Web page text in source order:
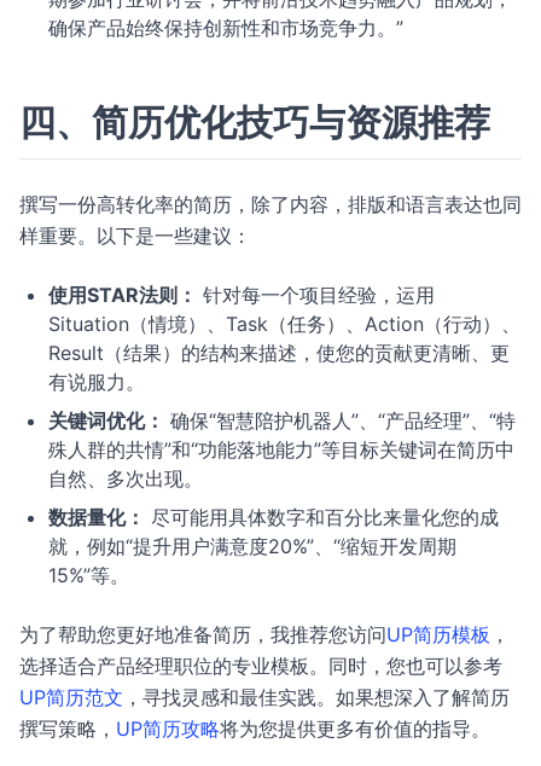
确保产品始终保持创新性和市场竞争力。”
四、简历优化技巧与资源推荐
撰写一份高转化率的简历，除了内容，排版和语言表达也同
样重要。以下是一些建议：
使用STAR法则： 针对每一个项目经验，运用
Situation（情境）、Task（任务）、Action（行动）、
Result（结果）的结构来描述，使您的贡献更清晰、更
有说服力。
关键词优化： 确保“智慧陪护机器人”、“产品经理”、“特
殊人群的共情”和“功能落地能力”等目标关键词在简历中
自然、多次出现。
数据量化： 尽可能用具体数字和百分比来量化您的成
就，例如“提升用户满意度20%”、“缩短开发周期
15%”等。
为了帮助您更好地准备简历，我推荐您访问UP简历模板 ，
选择适合产品经理职位的专业模板。同时，您也可以参考
UP简历范文 ，寻找灵感和最佳实践。如果想深入了解简历
撰写策略， UP简历攻略将为您提供更多有价值的指导。